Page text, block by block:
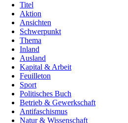
Titel
Aktion
Ansichten
Schwerpunkt
Thema
Inland
Ausland
Kapital & Arbeit
Feuilleton
Sport
Politisches Buch
Betrieb & Gewerkschaft
Antifaschismus
Natur & Wissenschaft